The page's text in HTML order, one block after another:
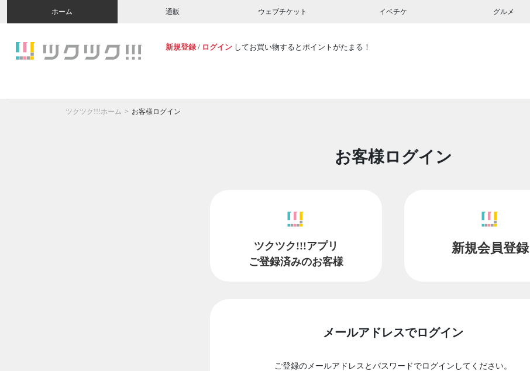
ホーム 通販 ウェブチケット イベチケ グルメ
新規登録 / ログイン してお買い物するとポイントがたまる！
ツクツク!!!ホーム お客様ログイン
お客様ログイン
ツクツク!!!アプリ
ご登録済みのお客様
新規会員登録
メールアドレスでログイン
ご登録のメールアドレスとパスワードでログインしてください。